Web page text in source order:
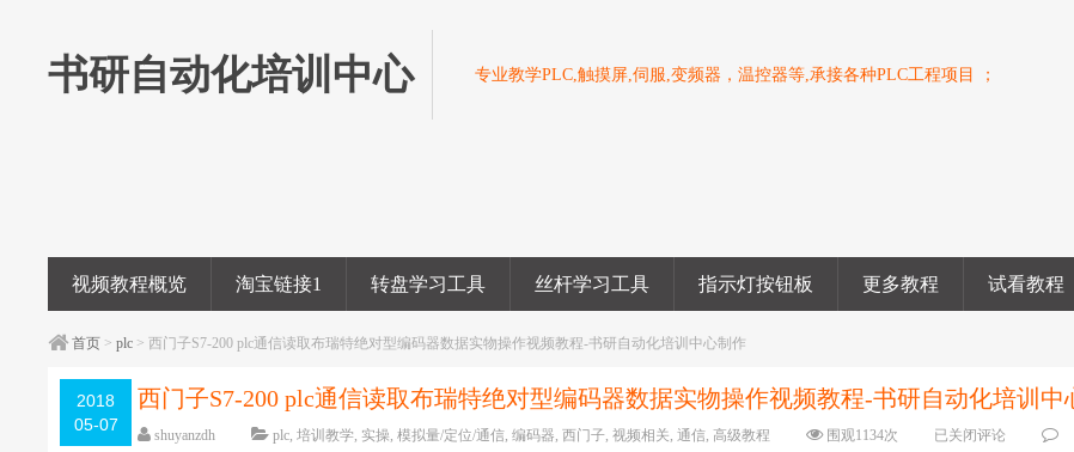
书研自动化培训中心 专业教学PLC,触摸屏,伺服,变频器，温控器等,承接各种PLC工程项目 ；
视频教程概览 淘宝链接1 转盘学习工具 丝杆学习工具 指示灯按钮板 更多教程 试看教程
首页 >plc > 西门子S7-200 plc通信读取布瑞特绝对型编码器数据实物操作视频教程-书研自动化培训中心制作
2018
05-07
西门子S7-200 plc通信读取布瑞特绝对型编码器数据实物操作视频教程-书研自动化培训中
制作
shuyanzdh plc,培训教学, 实操,模拟量/定位/通信,编码器,西门子,视频相关,通信,高级教程 围观1134次
已关闭评论